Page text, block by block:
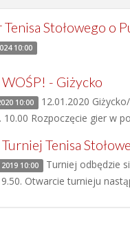
Stołowego o
10:00
- Giżycko
10:00 12.01.2020
Rozpoczęcie gier w
Tenisa
10:00 Turniej odbędzie
Otwarcie turnieju